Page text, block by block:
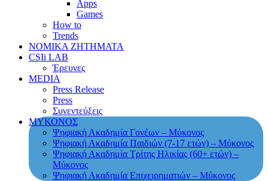
Apps
Games
How to
Trends
ΝΟΜΙΚΑ ΖΗΤΗΜΑΤΑ
CSIi LAB
Έρευνες
MEDIA
Press Release
Press
Συνεντεύξεις
ΜΥΚΟΝΟΣ
Ψηφιακή Ακαδημία Γονέων – Μύκονος
Ψηφιακή Ακαδημία Παιδιών (7-17 ετών) – Μύκονος
Ψηφιακή Ακαδημία Τρίτης Ηλικίας (60+ ετών) –
Μύκονος
Ψηφιακή Ακαδημία Επιχειρηματιών – Μύκονος